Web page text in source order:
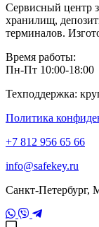
Сервисный центр
хранилищ,
терминалов.
Время работы:
Пн-Пт 10:00-18:00
Техподдержка:
Политика
+7 812 956 65 66
info@safekey.ru
Санкт-Петербург,